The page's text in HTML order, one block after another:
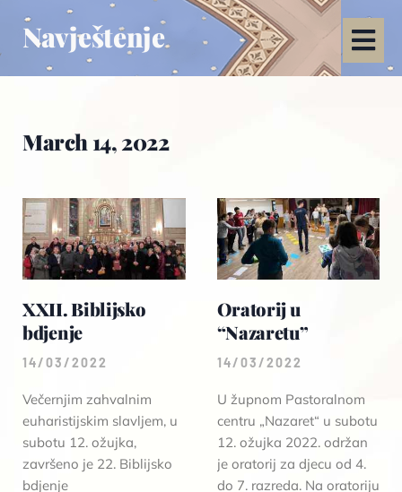
Navještenje
March 14, 2022
XXII. Biblijsko
bdjenje
14/03/2022
Večernjim zahvalnim
euharistijskim slavljem, u
subotu 12. ožujka,
završeno je 22. Biblijsko
bdjenje
Oratorij u
“Nazaretu”
14/03/2022
U župnom Pastoralnom
centru „Nazaret“ u subotu
12. ožujka 2022. održan
je oratorij za djecu od 4.
do 7. razreda. Na oratoriju